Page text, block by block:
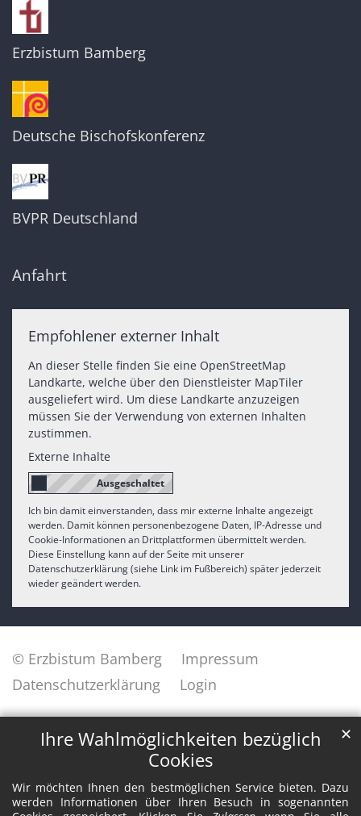
Ihre Wahlmöglichkeiten bezüglich
Cookies
Wir möchten Ihnen den bestmöglichen Service bieten. Dazu
werden Informationen über Ihren Besuch in sogenannten
✕
Erzbistum Bamberg
Deutsche Bischofskonferenz
BVPR Deutschland
Anfahrt
Empfohlener externer Inhalt
An dieser Stelle finden Sie eine OpenStreetMap
Landkarte, welche über den Dienstleister MapTiler
ausgeliefert wird. Um diese Landkarte anzuzeigen
müssen Sie der Verwendung von externen Inhalten
zustimmen.
Externe Inhalte
Ich bin damit einverstanden, dass mir externe Inhalte angezeigt
werden. Damit können personenbezogene Daten, IP-Adresse und
Cookie-Informationen an Drittplattformen übermittelt werden.
Diese Einstellung kann auf der Seite mit unserer
Datenschutzerklärung (siehe Link im Fußbereich) später jederzeit
wieder geändert werden.
© Erzbistum Bamberg
Impressum
Datenschutzerklärung
Login